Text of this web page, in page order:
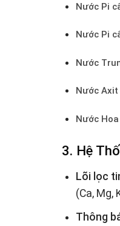
Nước Pi
Nước Pi
Nước
Nước
Nước
3. Hệ
Lõi lọc
(Ca,
Thông